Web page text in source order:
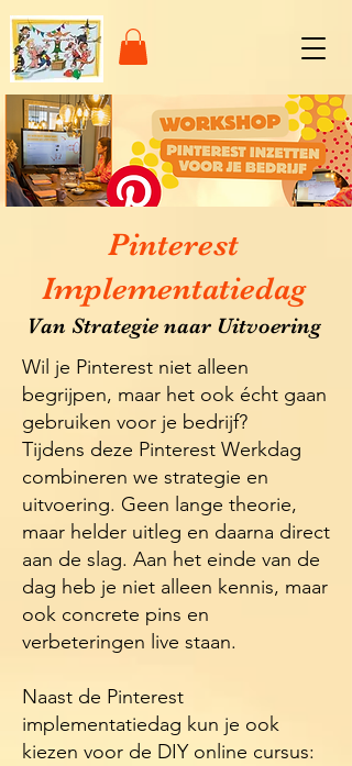
Pinterest
Implementatiedag
Van Strategie naar Uitvoering
Wil je Pinterest niet alleen
begrijpen, maar het ook écht gaan
gebruiken voor je bedrijf?
Tijdens deze Pinterest Werkdag
combineren we strategie en
uitvoering. Geen lange theorie,
maar helder uitleg en daarna direct
aan de slag. Aan het einde van de
dag heb je niet alleen kennis, maar
ook concrete pins en
verbeteringen live staan.
Naast de Pinterest
implementatiedag kun je ook
kiezen voor de DIY online cursus: